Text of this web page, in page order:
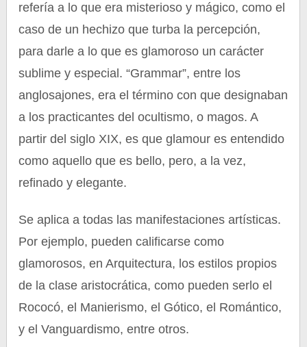
refería a lo que era misterioso y mágico, como el
caso de un hechizo que turba la percepción,
para darle a lo que es glamoroso un carácter
sublime y especial. “Grammar”, entre los
anglosajones, era el término con que designaban
a los practicantes del ocultismo, o magos. A
partir del siglo XIX, es que glamour es entendido
como aquello que es bello, pero, a la vez,
refinado y elegante.
Se aplica a todas las manifestaciones artísticas.
Por ejemplo, pueden calificarse como
glamorosos, en Arquitectura, los estilos propios
de la clase aristocrática, como pueden serlo el
Rococó, el Manierismo, el Gótico, el Romántico,
y el Vanguardismo, entre otros.